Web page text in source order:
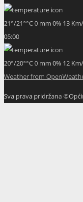
21°/21°°C0 mm 0% 13
05:00
20°/20°°C0 mm 0% 12
Weather from
Sva prava pridržana